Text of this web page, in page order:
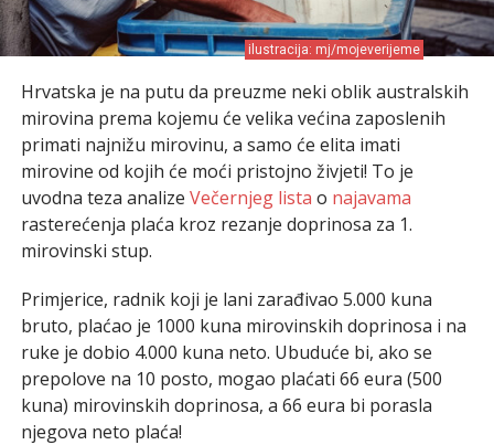
ilustracija: mj/mojeverijeme
Hrvatska je na putu da preuzme neki oblik australskih
mirovina prema kojemu će velika većina zaposlenih
primati najnižu mirovinu, a samo će elita imati
mirovine od kojih će moći pristojno živjeti! To je
uvodna teza analize Večernjeg lista o najavama
rasterećenja plaća kroz rezanje doprinosa za 1.
mirovinski stup.
Primjerice, radnik koji je lani zarađivao 5.000 kuna
bruto, plaćao je 1000 kuna mirovinskih doprinosa i na
ruke je dobio 4.000 kuna neto. Ubuduće bi, ako se
prepolove na 10 posto, mogao plaćati 66 eura (500
kuna) mirovinskih doprinosa, a 66 eura bi porasla
njegova neto plaća!